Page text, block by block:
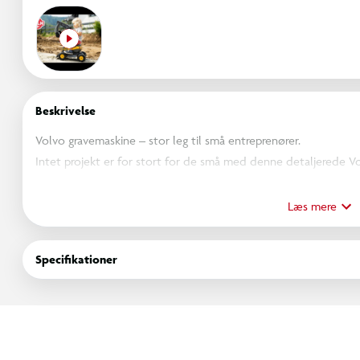
Beskrivelse
Volvo gravemaskine – stor leg til små entreprenører.
Intet projekt er for stort for de små med denne detaljerede
Gravemaskinen er fremstillet i 100 % genanvendt plast og
Perfekt til børn i alderen 3 til 7 år, der elsker store maskiner
sandkassen, eller gå i gang med det store byggeprojekt i
Læs mere
Specifikationer